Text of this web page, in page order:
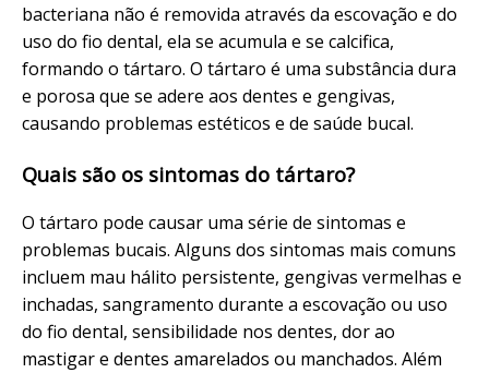
bacteriana não é removida através da escovação e do
uso do fio dental, ela se acumula e se calcifica,
formando o tártaro. O tártaro é uma substância dura
e porosa que se adere aos dentes e gengivas,
causando problemas estéticos e de saúde bucal.
Quais são os sintomas do tártaro?
O tártaro pode causar uma série de sintomas e
problemas bucais. Alguns dos sintomas mais comuns
incluem mau hálito persistente, gengivas vermelhas e
inchadas, sangramento durante a escovação ou uso
do fio dental, sensibilidade nos dentes, dor ao
mastigar e dentes amarelados ou manchados. Além